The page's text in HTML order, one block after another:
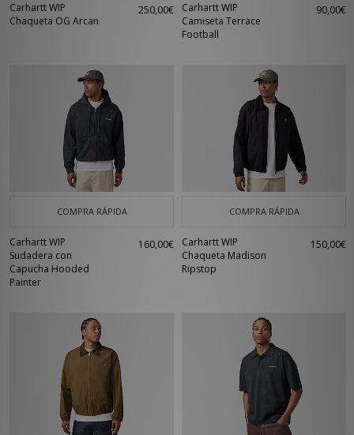
Carhartt WIP
Chaqueta OG Arcan
250,00€
Carhartt WIP
Camiseta Terrace
Football
90,00€
COMPRA RÁPIDA
Carhartt WIP
Sudadera con
Capucha Hooded
Painter
160,00€
COMPRA RÁPIDA
Carhartt WIP
Chaqueta Madison
Ripstop
150,00€